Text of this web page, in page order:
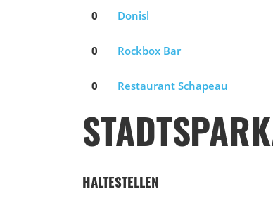
0 Donisl
0 Rockbox Bar
0 Restaurant Schapeau
HALTESTELLEN